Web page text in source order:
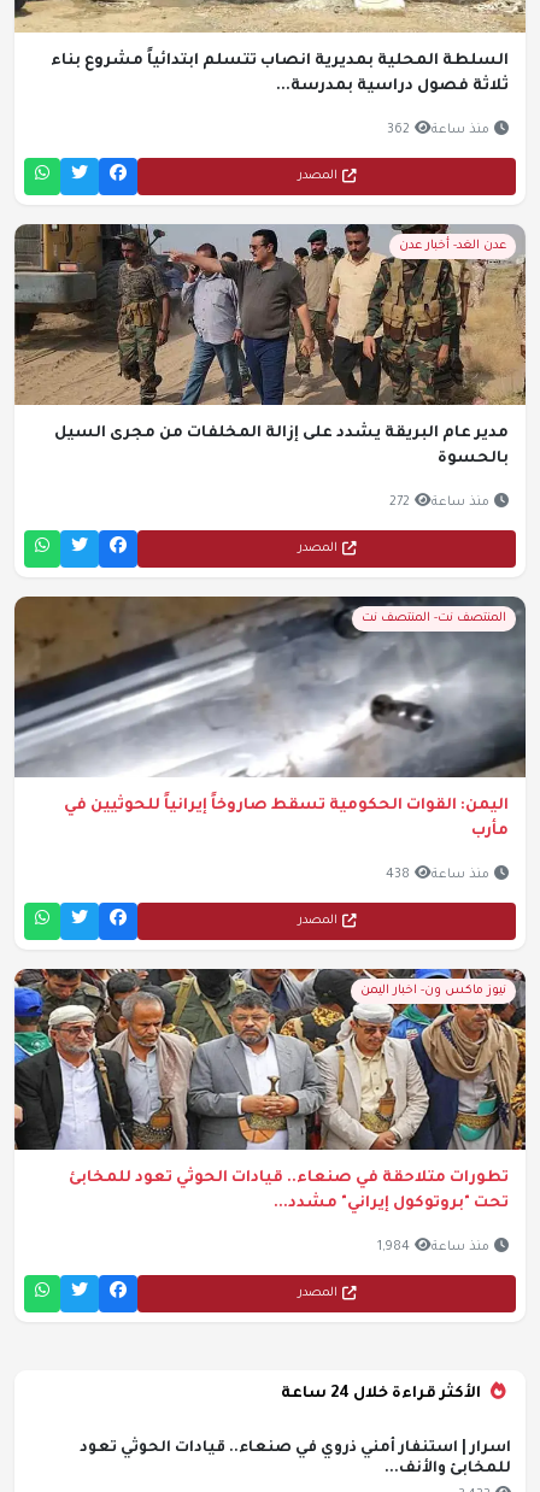
السلطة المحلية بمديرية انصاب تتسلم ابتدائياً مشروع بناء
ثلاثة فصول دراسية بمدرسة...
منذ ساعة 362
المصدر
عدن الغد- أخبار عدن
مدير عام البريقة يشدد على إزالة المخلفات من مجرى السيل
بالحسوة
منذ ساعة 272
المصدر
المنتصف نت- المنتصف نت
اليمن: القوات الحكومية تسقط صاروخاً إيرانياً للحوثيين في
مأرب
منذ ساعة 438
المصدر
نيوز ماكس ون- اخبار اليمن
تطورات متلاحقة في صنعاء.. قيادات الحوثي تعود للمخابئ
تحت "بروتوكول إيراني" مشدد...
منذ ساعة 1,984
المصدر
الأكثر قراءة خلال 24 ساعة
اسرار | استنفار أمني ذروي في صنعاء.. قيادات الحوثي تعود
للمخابئ والأنف...